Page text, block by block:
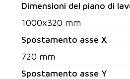
Dimensioni del piano di
1000x320 mm
Spostamento asse X
720 mm
Spostamento asse Y